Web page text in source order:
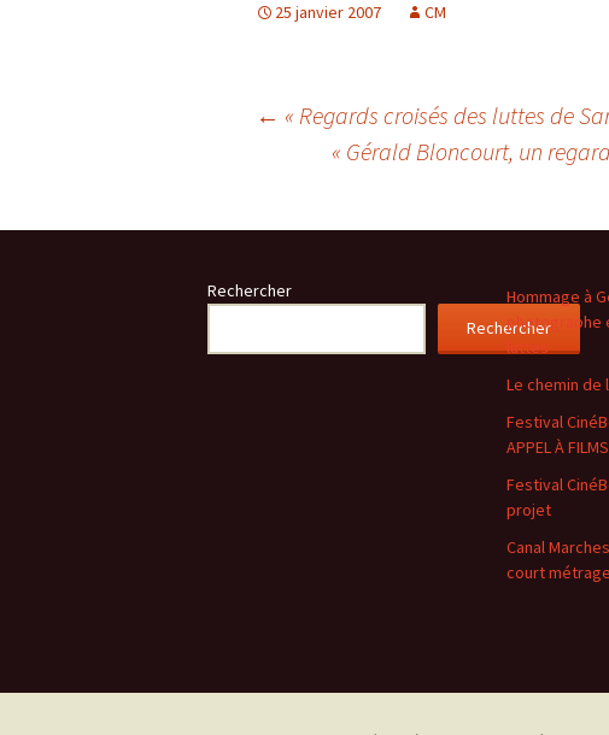
25 janvier 2007 CM
Navigation
articles
← « Regards croisés des luttes de
« Gérald Bloncourt, un
Rechercher
Rechercher
Hommage à
photographe
luttes
Le chemin de
Festival
APPEL À
Festival
projet
Canal
court métrage